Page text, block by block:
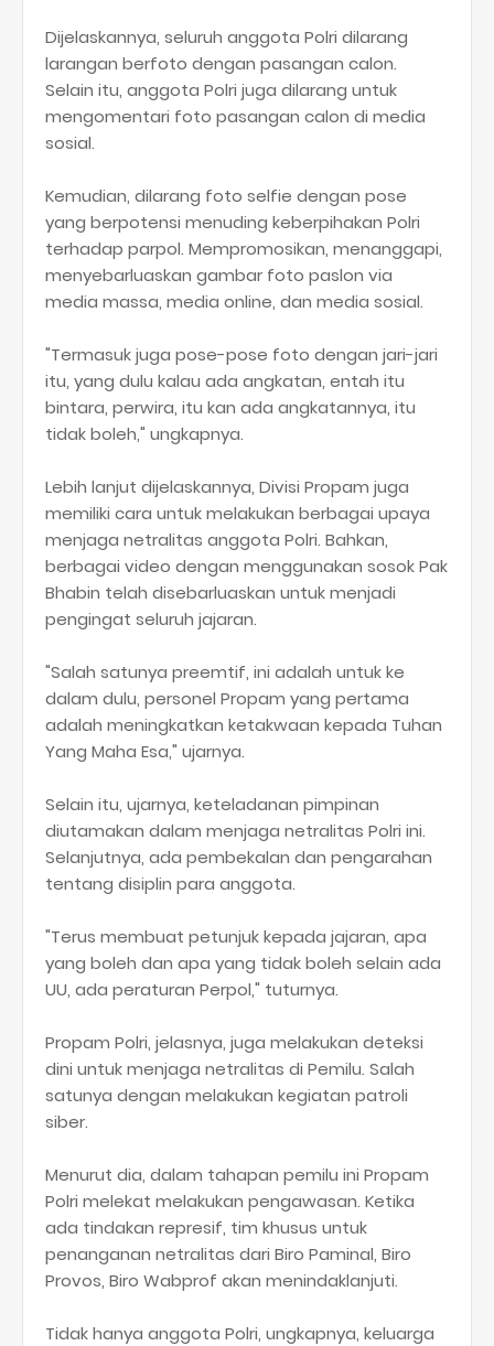
Dijelaskannya, seluruh anggota Polri dilarang
larangan berfoto dengan pasangan calon.
Selain itu, anggota Polri juga dilarang untuk
mengomentari foto pasangan calon di media
sosial.
Kemudian, dilarang foto selfie dengan pose
yang berpotensi menuding keberpihakan Polri
terhadap parpol. Mempromosikan, menanggapi,
menyebarluaskan gambar foto paslon via
media massa, media online, dan media sosial.
"Termasuk juga pose-pose foto dengan jari-jari
itu, yang dulu kalau ada angkatan, entah itu
bintara, perwira, itu kan ada angkatannya, itu
tidak boleh," ungkapnya.
Lebih lanjut dijelaskannya, Divisi Propam juga
memiliki cara untuk melakukan berbagai upaya
menjaga netralitas anggota Polri. Bahkan,
berbagai video dengan menggunakan sosok Pak
Bhabin telah disebarluaskan untuk menjadi
pengingat seluruh jajaran.
"Salah satunya preemtif, ini adalah untuk ke
dalam dulu, personel Propam yang pertama
adalah meningkatkan ketakwaan kepada Tuhan
Yang Maha Esa," ujarnya.
Selain itu, ujarnya, keteladanan pimpinan
diutamakan dalam menjaga netralitas Polri ini.
Selanjutnya, ada pembekalan dan pengarahan
tentang disiplin para anggota.
"Terus membuat petunjuk kepada jajaran, apa
yang boleh dan apa yang tidak boleh selain ada
UU, ada peraturan Perpol," tuturnya.
Propam Polri, jelasnya, juga melakukan deteksi
dini untuk menjaga netralitas di Pemilu. Salah
satunya dengan melakukan kegiatan patroli
siber.
Menurut dia, dalam tahapan pemilu ini Propam
Polri melekat melakukan pengawasan. Ketika
ada tindakan represif, tim khusus untuk
penanganan netralitas dari Biro Paminal, Biro
Provos, Biro Wabprof akan menindaklanjuti.
Tidak hanya anggota Polri, ungkapnya, keluarga